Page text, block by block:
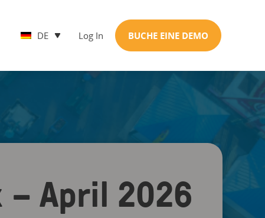
DE Log In BUCHE EINE DEMO
April 2026